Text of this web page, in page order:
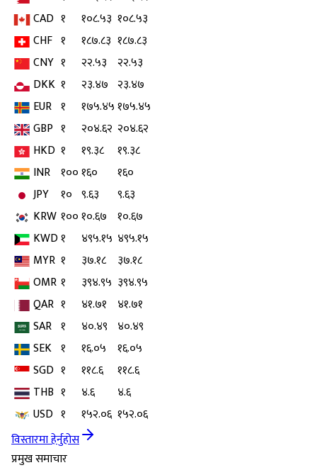
CAD १ १०८.५३ १०८.५३
CHF १ १८७.८३ १८७.८३
CNY १ २२.५३
२२.५३
DKK १ २३.४७ २३.४७
EUR १ १७५.४५१७५.४५
GBP १ २०४.६२ २०४.६२
HKD १ १९.३८
१९.३८
INR १००१६०
१६०
JPY
१० ९.६३
९.६३
KRW १००१०.६७ १०.६७
KWD१ ४९५.१५ ४९५.१५
MYR १ ३७.१८
३७.१८
OMR १ ३९४.९५ ३९४.९५
QAR १ ४१.७१
४१.७१
SAR १ ४०.४९ ४०.४९
SEK १ १६.०५
१६.०५
SGD १ ११८.६
११८.६
THB १ ४.६
४.६
USD १ १५२.०६ १५२.०६
विस्तारमा हेर्नुहोस
प्रमुख समाचार